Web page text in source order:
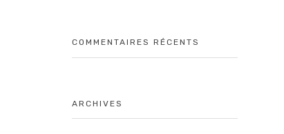
COMMENTAIRES RÉCENTS
ARCHIVES